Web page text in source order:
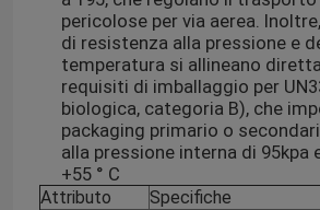
pericolose per via aerea.
di resistenza alla pressione e
temperatura si allineano
requisiti di imballaggio per
biologica, categoria B), che
packaging primario o
alla pressione interna di 95kpa
+55 ° C
Attributo
Specifiche